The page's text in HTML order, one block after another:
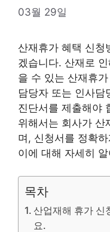
03월 29일
산재휴가 혜택 신청
겠습니다. 산재로
을 수 있는 산재휴
담당자 또는 인사담
진단서를 제출해야
위해서는 회사가 산
며, 신청서를 정확
이에 대해 자세히
목차
산업재해 휴가 신
요.